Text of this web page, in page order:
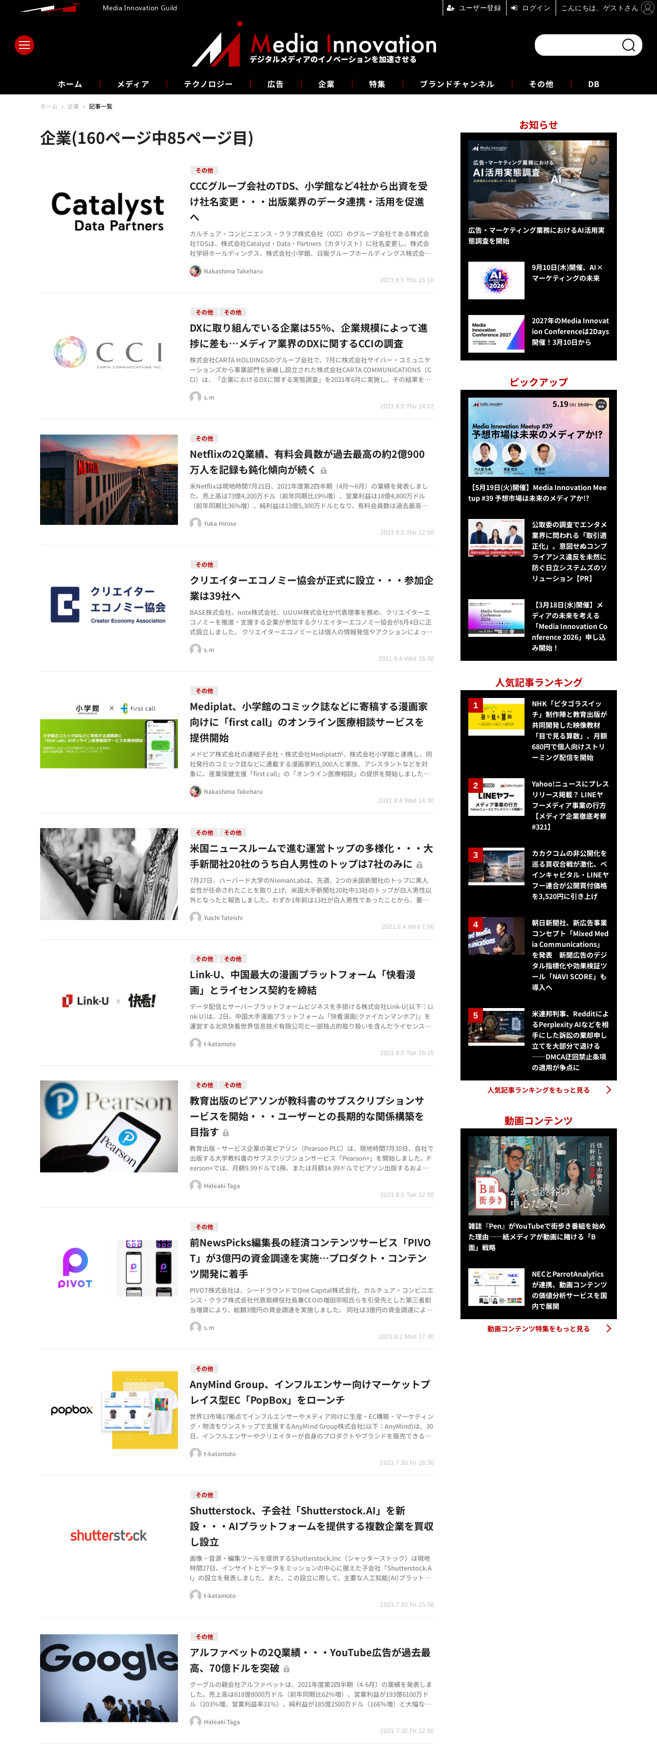
ホーム メディア テクノロジー 広告 企業 特集 ブランドチャンネル
フォーエム その他 DB
ホーム › 企業 › 記事一覧
企業(160ページ中85ページ目)
その他
2021.8.5 Thu 16:10
CCCグループ会社のTDS、小学館など4社から出資を受
け社名変更・・・出版業界のデータ連携・活用を促進
へ
カルチュア・コンビニエンス・クラブ株式会社（CCC）のグループ会社である株式会
社TDSは、株式会社Catalyst・Data・Partners（カタリスト）に社名変更し、株式会
社学研ホールディングス、株式会社小学館、日販グループホールディングス株式会
社、株式会社富士山マガジン…
Nakashima Takeharu
その他 その他
2021.8.5 Thu 14:02
DXに取り組んでいる企業は55％、企業規模によって進
捗に差も…メディア業界のDXに関するCCIの調査
株式会社CARTA HOLDINGSのグループ会社で、7月に株式会社サイバー・コミュニケ
ーションズから事業部門を承継し設立された株式会社CARTA COMMUNICATIONS（C
CI）は、「企業におけるDXに関する実態調査」を2021年6月に実施し、その結果を発
表しました。調査対象は、CCI取引…
s.m
その他
2021.8.5 Thu 12:00
Netflixの2Q業績、有料会員数が過去最高の約2億900
万人を記録も鈍化傾向が続く
米Netflixは現地時間7月21日、2021年度第2四半期（4月～6月）の業績を発表しまし
た。売上高は73億4,200万ドル（前年同期比19%増）、営業利益は18億4,800万ドル
（前年同期比36%増）、純利益は13億5,300万ドルとなり、有料会員数は過去最高の
約2億900万人を記録したとのこ…
Yuka Hirose
その他
2021.8.4 Wed 16:30
クリエイターエコノミー協会が正式に設立・・・参加企
業は39社へ
BASE株式会社、note株式会社、UUUM株式会社が代表理事を務め、クリエイターエ
コノミーを推進・支援する企業が参加するクリエイターエコノミー協会が8月4日に正
式設立しました。 クリエイターエコノミーとは個人の情報発信やアクションによって
形成される経済圏を指しま…
s.m
その他
2021.8.4 Wed 14:30
Mediplat、小学館のコミック誌などに寄稿する漫画家
向けに「first call」のオンライン医療相談サービスを
提供開始
メドピア株式会社の連結子会社・株式会社Mediplatが、株式会社小学館と連携し、同
社発行のコミック誌などに連載する漫画家約1,000人と家族、アシスタントなどを対
象に、産業保健支援「first call」の「オンライン医療相談」の提供を開始しました。
漫画家は、締め切り前…
Nakashima Takeharu
その他 その他
2021.8.4 Wed 7:00
米国ニュースルームで進む運営トップの多様化・・・大
手新聞社20社のうち白人男性のトップは7社のみに
7月27日、ハーバード大学のNiemanLabは、先週、2つの米国新聞社のトップに黒人
女性が任命されたことを取り上げ、米国大手新聞社20社中13社のトップが白人男性以
外となったと報告しました。わずか1年前は13社が白人男性であったことから、著者
は急激な多様化を歓迎する一…
Yuichi Tateishi
その他 その他
2021.8.3 Tue 16:15
Link-U、中国最大の漫画プラットフォーム「快看漫
画」とライセンス契約を締結
データ配信とサーバープラットフォームビジネスを手掛ける株式会社Link-U(以下：Li
nk-U)は、2日、中国大手漫画プラットフォーム「快看漫画(クァイカンマンホア)」を
運営する北京快看世界信息技术有限公司と一部独占的取り扱いを含んだライセンス契
約を締結したことを発…
t-katamoto
その他 その他
2021.8.3 Tue 12:00
教育出版のピアソンが教科書のサブスクリプションサ
ービスを開始・・・ユーザーとの長期的な関係構築を
目指す
教育出版・サービス企業の英ピアソン（Pearson PLC）は、現地時間7月30日、自社で
出版する大学教科書のサブスクリプションサービス「Pearson+」を開始しました。P
earson+では、月額9.99ドルで1冊、または月額14.99ドルでピアソン出版するおよそ1
500冊の電子教科書（eTex…
Hideaki Taga
その他
2021.8.2 Mon 17:30
前NewsPicks編集長の経済コンテンツサービス「PIVO
T」が3億円の資金調達を実施…プロダクト・コンテン
ツ開発に着手
PIVOT株式会社は、シードラウンドでOne Capital株式会社、カルチュア・コンビニエ
ンス・クラブ株式会社代表取締役社長兼CEOの増田宗昭氏らを引受先とした第三者割
当増資により、総額3億円の資金調達を実施しました。 同社は3億円の資金調達によ
り、新しい経済コンテンツ…
s.m
その他
2021.7.30 Fri 16:30
AnyMind Group、インフルエンサー向けマーケットプ
レイス型EC「PopBox」をローンチ
世界13市場17拠点でインフルエンサーやメディア向けに生産・EC構築・マーケティン
グ・物流をワンストップで支援するAnyMind Group株式会社(以下：AnyMind)は、30
日、インフルエンサーやクリエイターが自身のプロダクトやブランドを販売できるマ
ーケットプレイス型EC「Po…
t-katamoto
その他
2021.7.30 Fri 15:58
Shutterstock、子会社「Shutterstock.AI」を新
設・・・AIプラットフォームを提供する複数企業を買収
し設立
画像・音源・編集ツールを提供するShutterstock,Inc（シャッターストック）は現地
時間27日、インサイトとデータをミッションの中心に据えた子会社「Shutterstock.A
I」の設立を発表しました。また、この設立に際して、主要な人工知能(AI)プラットフ
ォームを提供するPatte…
t-katamoto
その他
2021.7.30 Fri 12:00
アルファベットの2Q業績・・・YouTube広告が過去最
高、70億ドルを突破
グーグルの親会社アルファベットは、2021年度第2四半期（4-6月）の業績を発表しま
した。売上高は618億8000万ドル（前年同期比62％増）、営業利益が193億6100万ド
ル（203％増、営業利益率31%）、純利益が185億2500万ドル（166％増）と大幅な伸
びを記録しました。 ・アル…
Hideaki Taga
お知らせ
広告・マーケティング業務におけるAI活用実
態調査を開始
9月10日(木)開催、AI×
マーケティングの未来
2027年のMedia Innovat
ion Conferenceは2Days
開催！3月10日から
ピックアップ
【5月19日(火)開催】Media Innovation Mee
tup #39 予想市場は未来のメディアか!?
公​​取委の調査でエンタメ
業界に問われる「取引適
正化」。意図せぬコンプ
ライアンス違反を未然に
防ぐ日立システムズのソ
リューション​【PR】
【3月18日(水)開催】メ
ディアの未来を考える
「Media Innovation Co
nference 2026」申し込
み開始！
人気記事ランキング
NHK「ピタゴラスイッ
チ」制作陣と教育出版が
共同開発した映像教材
「目で見る算数」、月額
680円で個人向けストリ
ーミング配信を開始
Yahoo!ニュースにプレス
リリース掲載？ LINEヤ
フーメディア事業の行方
【メディア企業徹底考察
#321】
カカクコムの非公開化を
巡る買収合戦が激化、ベ
インキャピタル・LINEヤ
フー連合が公開買付価格
を3,520円に引き上げ
朝日新聞社、新広告事業
コンセプト「Mixed Med
ia Communications」
を発表 新聞広告のデジ
タル指標化や効果検証ツ
ール「NAVI SCORE」も
導入へ
米連邦判事、Redditによ
るPerplexity AIなどを相
手にした訴訟の棄却申し
立てを大部分で退ける
——DMCA迂回禁止条項
の適用が争点に
人気記事ランキングをもっと見る
動画コンテンツ
雑誌『Pen』がYouTubeで街歩き番組を始め
た理由——紙メディアが動画に賭ける「B
面」戦略
NECとParrotAnalytics
が連携、動画コンテンツ
の価値分析サービスを国
内で展開
動画コンテンツ特集をもっと見る
Media Innovation Guild ユーザー登録 ログイン こんにちは、ゲストさん